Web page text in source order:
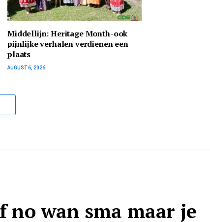
Middellijn: Heritage Month-ook
pijnlijke verhalen verdienen een
plaats
AUGUST 6, 2026
no wan sma maar je